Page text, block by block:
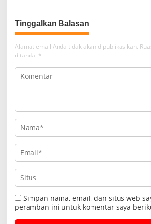
Tinggalkan Balasan
Alamat email Anda tidak akan dipublikasikan.
ditandai *
Simpan nama, email, dan situs web
peramban ini untuk komentar saya